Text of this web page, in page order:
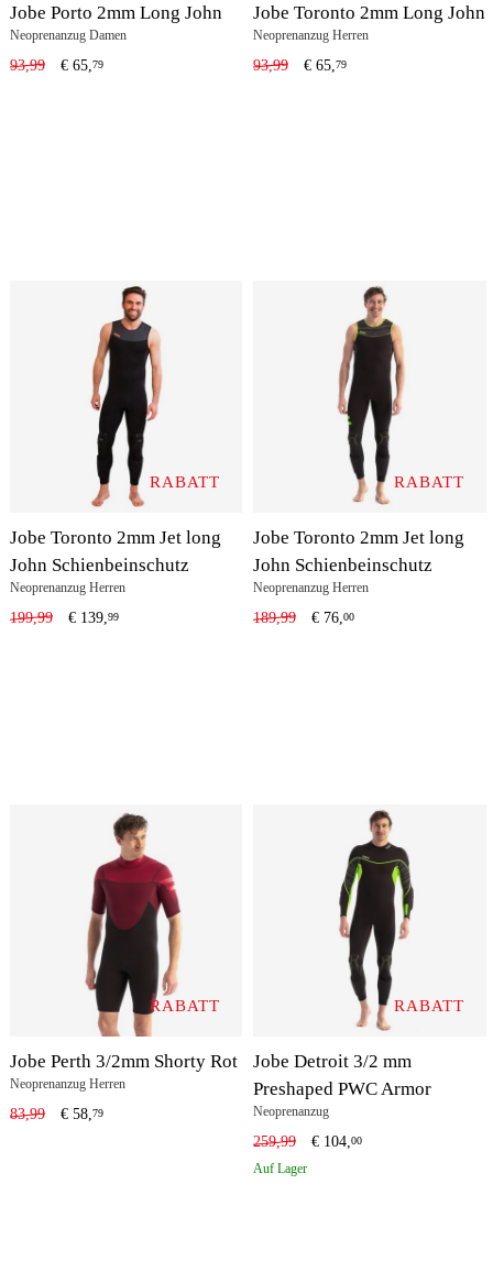
Jobe Porto 2mm Long John
Neoprenanzug Damen
93,99 € 65, 79
Jobe Toronto 2mm Long John
Neoprenanzug Herren
93,99 € 65,79
RABATT
Jobe Toronto 2mm Jet long
John Schienbeinschutz
Neoprenanzug Herren
199,99 € 139, 99
RABATT
Jobe Toronto 2mm Jet long
John Schienbeinschutz
Neoprenanzug Herren
189,99 € 76,00
RABATT
Jobe Perth 3/2mm Shorty Rot
Neoprenanzug Herren
83,99 € 58,79
RABATT
Jobe Detroit 3/2 mm
Preshaped PWC Armor
Neoprenanzug
259,99 € 104,00
Auf Lager